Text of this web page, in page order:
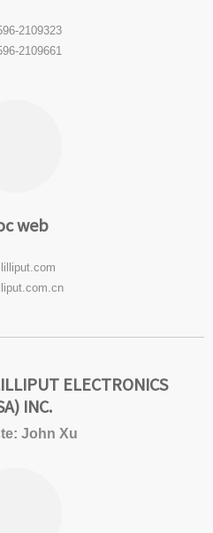
2109323
2109661
web
ELECTRONICS
INC.
John Xu